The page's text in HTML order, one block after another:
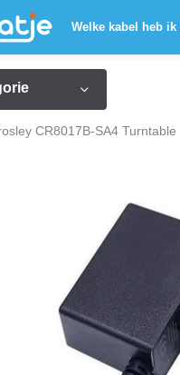
Welke kabel heb
CR8017B-SA4 Turntable